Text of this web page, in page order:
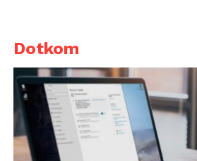
Dotkom